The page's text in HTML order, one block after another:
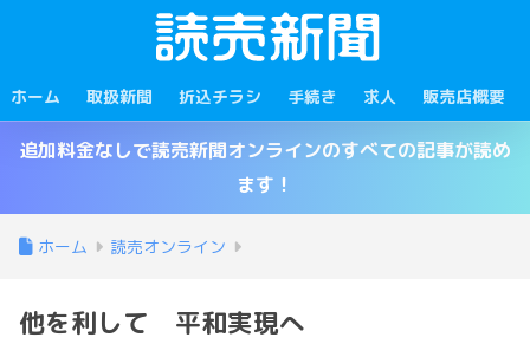
ホーム 取扱新聞 折込チラシ 手続き 求人 販売店概要
追加料金なしで読売新聞オンラインのすべての記事が読め
ます！
ホーム 読売オンライン
他を利して 平和実現へ